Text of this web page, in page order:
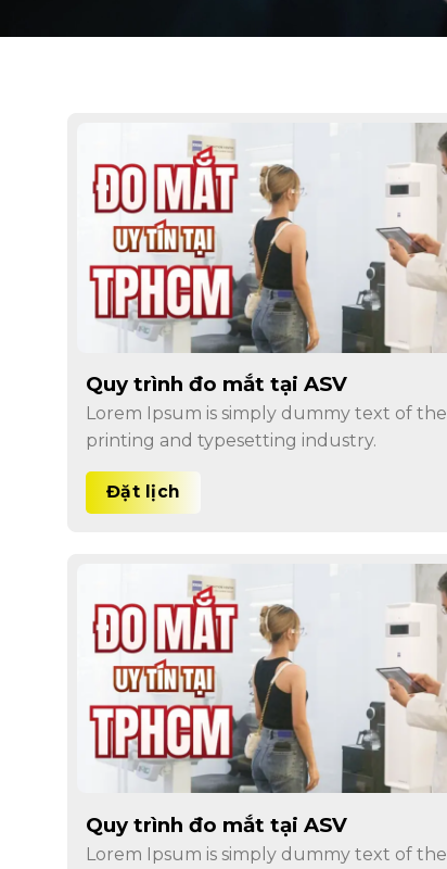
Quy trình đo mắt tại ASV
Lorem Ipsum is simply dummy text of the
printing and typesetting industry.
Đặt lịch
Quy trình đo mắt tại ASV
Lorem Ipsum is simply dummy text of the